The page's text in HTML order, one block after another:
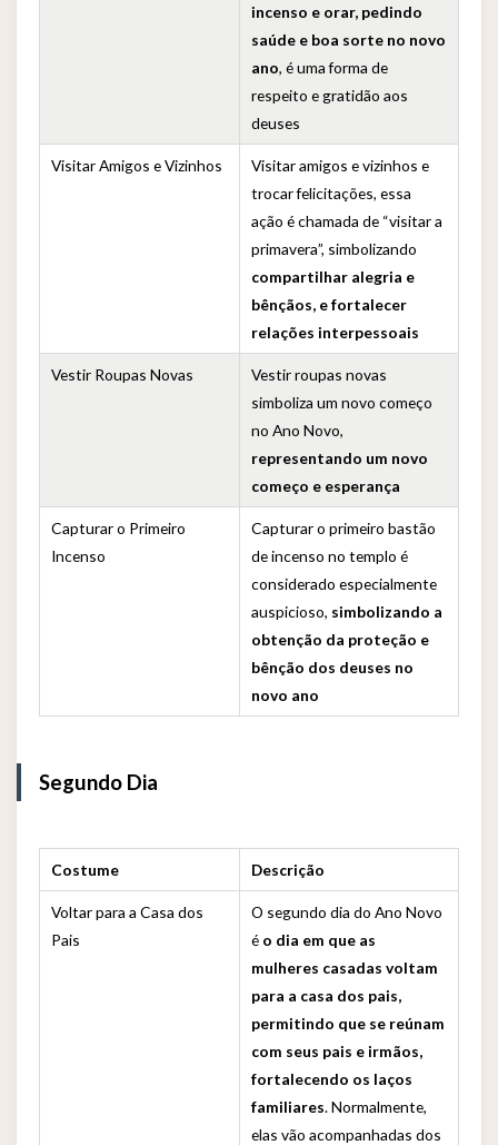
incenso e orar, pedindo
saúde e boa sorte no novo
ano, é uma forma de
respeito e gratidão aos
deuses
Visitar Amigos e Vizinhos
Visitar amigos e vizinhos e
trocar felicitações, essa
ação é chamada de “visitar a
primavera”, simbolizando
compartilhar alegria e
bênçãos, e fortalecer
relações interpessoais
Vestir Roupas Novas
Vestir roupas novas
simboliza um novo começo
no Ano Novo,
representando um novo
começo e esperança
Capturar o Primeiro
Incenso
Capturar o primeiro bastão
de incenso no templo é
considerado especialmente
auspicioso, simbolizando a
obtenção da proteção e
bênção dos deuses no
novo ano
Segundo Dia
Costume Descrição
Voltar para a Casa dos
Pais
O segundo dia do Ano Novo
é o dia em que as
mulheres casadas voltam
para a casa dos pais,
permitindo que se reúnam
com seus pais e irmãos,
fortalecendo os laços
familiares. Normalmente,
elas vão acompanhadas dos